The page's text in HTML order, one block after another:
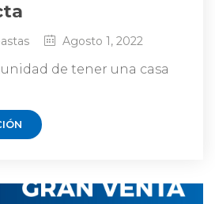
Agosto 1, 2022
de tener una casa